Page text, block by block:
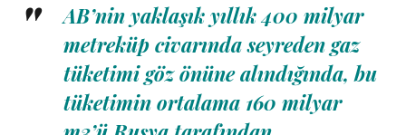
AB’nin yaklaşık yıllık 400 milyar
metreküp civarında seyreden gaz
tüketimi göz önüne alındığında, bu
tüketimin ortalama 160 milyar